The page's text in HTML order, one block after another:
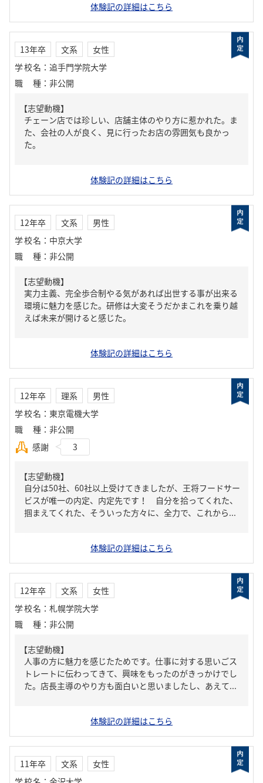
体験記の詳細はこちら
13年卒 文系
女性
学校名 ： 追手門学院大学
職種 ： 非公開
【志望動機】
チェーン店では珍しい、店舗主体のやり方に惹かれた。ま
た、会社の人が良く、見に行ったお店の雰囲気も良かっ
た。
体験記の詳細はこちら
12年卒 文系
男性
学校名 ： 中京大学
職種 ： 非公開
【志望動機】
実力主義、完全歩合制やる気があれば出世する事が出来る
環境に魅力を感じた。研修は大変そうだかまこれを乗り越
えば未来が開けると感じた。
体験記の詳細はこちら
12年卒 理系
男性
学校名 ： 東京電機大学
職種 ： 非公開
感謝
3
【志望動機】
自分は50社、60社以上受けてきましたが、王将フードサー
ビスが唯一の内定、内定先です！ 自分を拾ってくれた、
掴まえてくれた、そういった方々に、全力で、これから...
体験記の詳細はこちら
12年卒 文系
女性
学校名 ： 札幌学院大学
職種 ： 非公開
【志望動機】
人事の方に魅力を感じたためです。仕事に対する思いごス
トレートに伝わってきて、興味をもったのがきっかけでし
た。店長主導のやり方も面白いと思いましたし、あえて...
体験記の詳細はこちら
11年卒 文系
女性